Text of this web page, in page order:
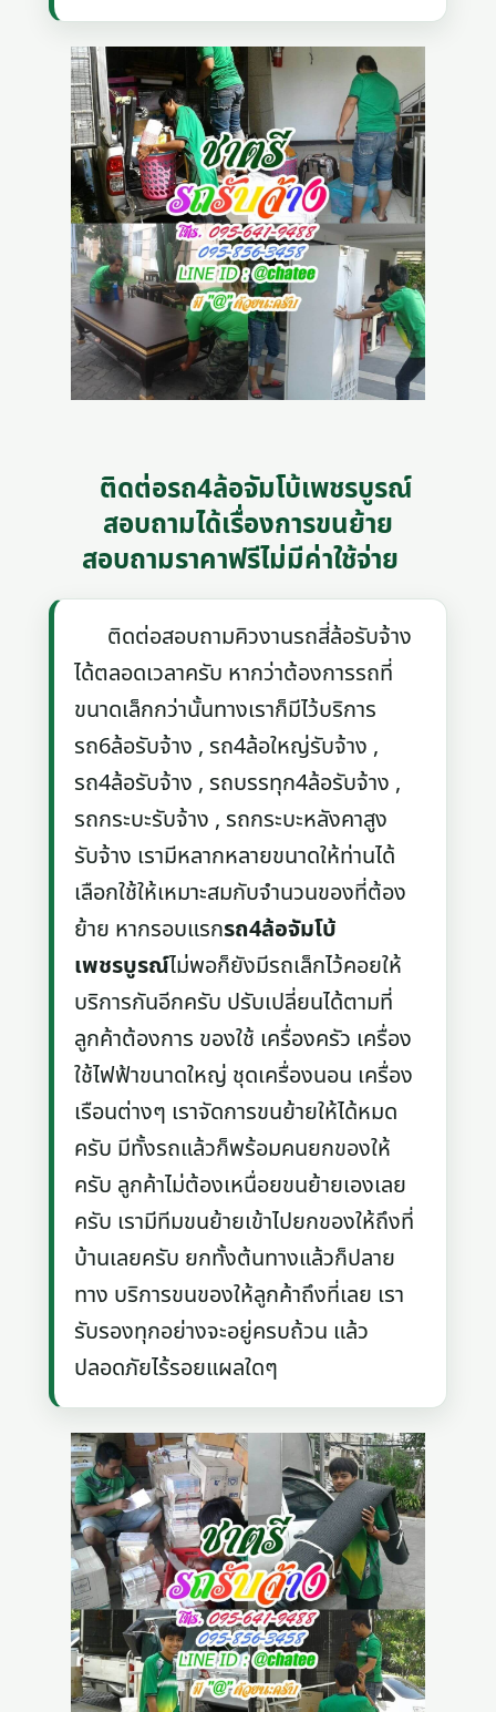
ติดต่อรถ4ล้อจัมโบ้เพชรบูรณ์
สอบถามได้เรื่องการขนย้าย
สอบถามราคาฟรีไม่มีค่าใช้จ่าย
ติดต่อสอบถามคิวงานรถสี่ล้อรับจ้าง
ได้ตลอดเวลาครับ หากว่าต้องการรถที่
ขนาดเล็กกว่านั้นทางเราก็มีไว้บริการ
รถ6ล้อรับจ้าง , รถ4ล้อใหญ่รับจ้าง ,
รถ4ล้อรับจ้าง , รถบรรทุก4ล้อรับจ้าง ,
รถกระบะรับจ้าง , รถกระบะหลังคาสูง
รับจ้าง เรามีหลากหลายขนาดให้ท่านได้
เลือกใช้ให้เหมาะสมกับจำนวนของที่ต้อง
ย้าย หากรอบแรกรถ4ล้อจัมโบ้
เพชรบูรณ์ไม่พอก็ยังมีรถเล็กไว้คอยให้
บริการกันอีกครับ ปรับเปลี่ยนได้ตามที่
ลูกค้าต้องการ ของใช้ เครื่องครัว เครื่อง
ใช้ไฟฟ้าขนาดใหญ่ ชุดเครื่องนอน เครื่อง
เรือนต่างๆ เราจัดการขนย้ายให้ได้หมด
ครับ มีทั้งรถแล้วก็พร้อมคนยกของให้
ครับ ลูกค้าไม่ต้องเหนื่อยขนย้ายเองเลย
ครับ เรามีทีมขนย้ายเข้าไปยกของให้ถึงที่
บ้านเลยครับ ยกทั้งต้นทางแล้วก็ปลาย
ทาง บริการขนของให้ลูกค้าถึงที่เลย เรา
รับรองทุกอย่างจะอยู่ครบถ้วน แล้ว
ปลอดภัยไร้รอยแผลใดๆ